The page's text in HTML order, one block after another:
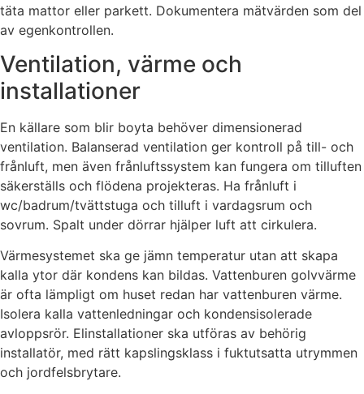
täta mattor eller parkett. Dokumentera mätvärden som del
av egenkontrollen.
Ventilation, värme och
installationer
En källare som blir boyta behöver dimensionerad
ventilation. Balanserad ventilation ger kontroll på till- och
frånluft, men även frånluftssystem kan fungera om tilluften
säkerställs och flödena projekteras. Ha frånluft i
wc/badrum/tvättstuga och tilluft i vardagsrum och
sovrum. Spalt under dörrar hjälper luft att cirkulera.
Värmesystemet ska ge jämn temperatur utan att skapa
kalla ytor där kondens kan bildas. Vattenburen golvvärme
är ofta lämpligt om huset redan har vattenburen värme.
Isolera kalla vattenledningar och kondensisolerade
avloppsrör. Elinstallationer ska utföras av behörig
installatör, med rätt kapslingsklass i fuktutsatta utrymmen
och jordfelsbrytare.